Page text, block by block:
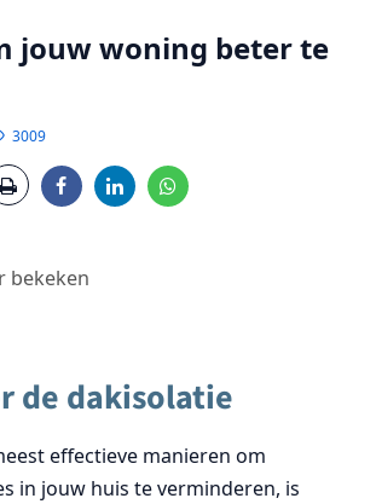
jouw woning beter te
3009
bekeken
de dakisolatie
effectieve manieren om
in jouw huis te verminderen, is